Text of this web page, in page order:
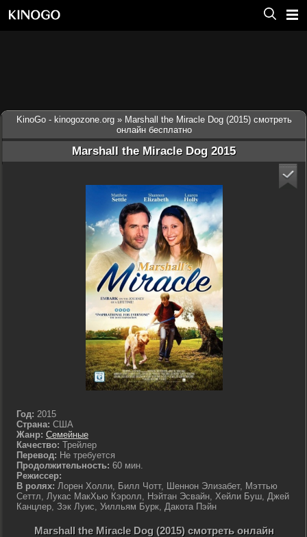
KinoGo - kinogozone.org » Marshall the Miracle Dog (2015) смотреть
онлайн бесплатно
Marshall the Miracle Dog 2015
Год: 2015
Страна: США
Жанр: Семейные
Качество: Трейлер
Перевод: Не требуется
Продолжительность: 60 мин.
Режиссер:
В ролях: Лорен Холли, Билл Чотт, Шеннон Элизабет, Мэттью
Сеттл, Лукас МакХью Кэролл, Нэйтан Эсвайн, Хейли Буш, Джей
Канцлер, Зэк Луис, Уилльям Бурк, Дакота Пэйн
Marshall the Miracle Dog (2015) смотреть онлайн